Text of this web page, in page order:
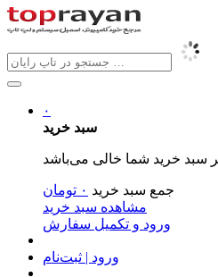
۰
سبد خرید
جمع سبد خرید ۰ تومان
مشاهده سبد خرید
ورود و تکمیل سفارش
ورود | ثبت‌نام